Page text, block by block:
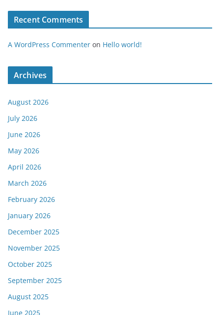
Recent Comments
A WordPress Commenter on Hello world!
Archives
August 2026
July 2026
June 2026
May 2026
April 2026
March 2026
February 2026
January 2026
December 2025
November 2025
October 2025
September 2025
August 2025
June 2025